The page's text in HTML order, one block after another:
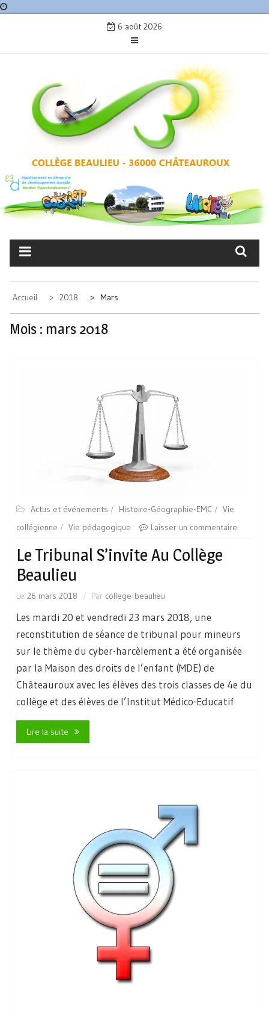
6 août 2026
COLLÈGE BEAULIEU –
CHÂTEAUROUX
Accueil 2018 Mars
Mois : mars 2018
Actus et événements Histoire-Géographie-EMC
Vie
collégienne
Vie pédagogique Laisser un commentaire
Le Tribunal S’invite Au Collège
Beaulieu
Le 26 mars 2018 Par college-beaulieu
Les mardi 20 et vendredi 23 mars 2018, une
reconstitution de séance de tribunal pour mineurs
sur le thème du cyber-harcèlement a été organisée
par la Maison des droits de l’enfant (MDE) de
Châteauroux avec les élèves des trois classes de 4e du
collège et des élèves de l’Institut Médico-Educatif
Lire la suite